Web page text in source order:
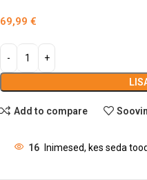
69,99 €
Add to compare
16 Inimesed, kes seda